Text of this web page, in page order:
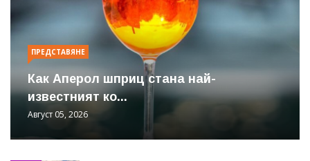
ПРЕДСТАВЯНЕ
Как Аперол шприц стана най-
известният ко...
Август 05, 2026